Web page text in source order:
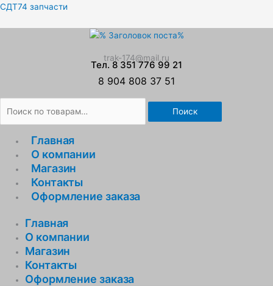
Перейти
СДТ74 запчасти
trak-174@mail.ru
Тел. 8 351 776 99 21
8 904 808 37 51
Искать:
Поиск
Главная
О компании
Магазин
Контакты
Оформление заказа
Главная
О компании
Магазин
Контакты
Оформление заказа